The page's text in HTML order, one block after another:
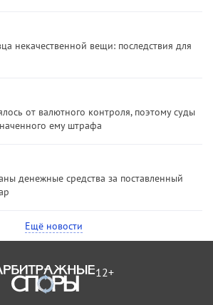
некачественной вещи: последствия для
от валютного контроля, поэтому суды
ему штрафа
денежные средства за поставленный
Ещё новости
12+